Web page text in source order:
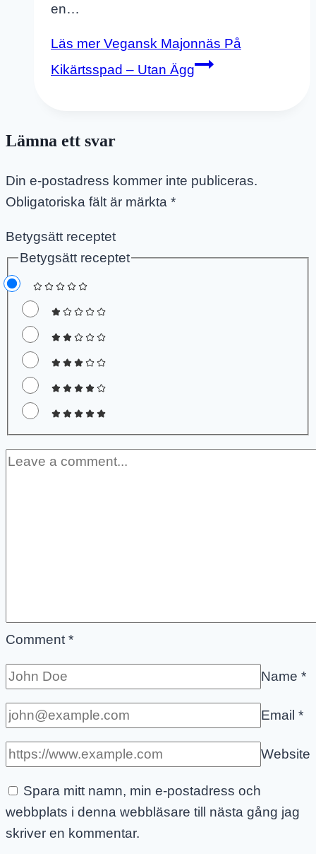
en…
Läs mer Vegansk Majonnäs På
Kikärtsspad – Utan Ägg
Lämna ett svar
Din e-postadress kommer inte publiceras.
Obligatoriska fält är märkta *
Betygsätt receptet
Betygsätt receptet
Comment *
Name *
Email *
Website
Spara mitt namn, min e-postadress och
webbplats i denna webbläsare till nästa gång jag
skriver en kommentar.